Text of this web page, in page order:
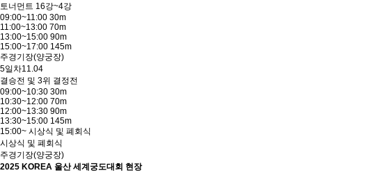
토너먼트 16강~4강
09:00~11:00 30m
11:00~13:00 70m
13:00~15:00 90m
15:00~17:00 145m
주경기장(양궁장)
5일차11.04
결승전 및 3위 결정전
09:00~10:30 30m
10:30~12:00 70m
12:00~13:30 90m
13:30~15:00 145m
15:00~ 시상식 및 폐회식
시상식 및 폐회식
주경기장(양궁장)
2025 KOREA 울산 세계궁도대회 현장